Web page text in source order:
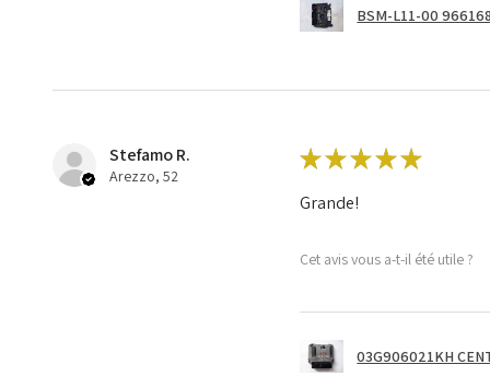
BSM-L11-00
Stefamo R.
Arezzo, 52
★★★★★
Grande!
Cet avis vous a-t-il été utile ?
03G906021KH